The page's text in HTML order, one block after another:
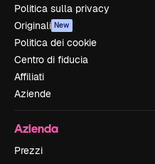
Politica sulla privacy
Originali New
Politica dei cookie
Centro di fiducia
Affiliati
Aziende
Azienda
Prezzi